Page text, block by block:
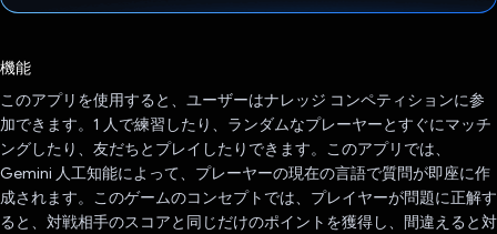
機能
このアプリを使用すると、ユーザーはナレッジ コンペティションに参
加できます。1 人で練習したり、ランダムなプレーヤーとすぐにマッチ
ングしたり、友だちとプレイしたりできます。このアプリでは、
Gemini 人工知能によって、プレーヤーの現在の言語で質問が即座に作
成されます。このゲームのコンセプトでは、プレイヤーが問題に正解す
ると、対戦相手のスコアと同じだけのポイントを獲得し、間違えると対